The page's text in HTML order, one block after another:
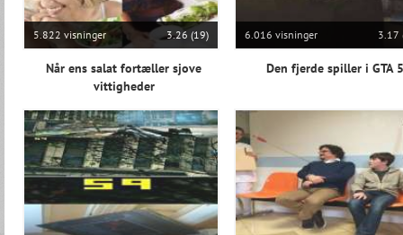
5.822 visninger 3.26 (19)
Når ens salat fortæller sjove
vittigheder
6.016 visninger 3.17
Den fjerde spiller i GTA 5